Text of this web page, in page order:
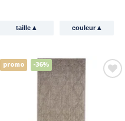
taille▴ couleur▴
promo -36%